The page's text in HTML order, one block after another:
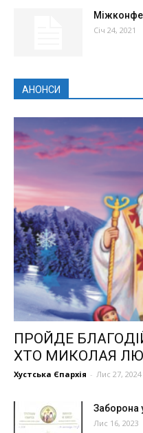
Січ 24, 2021
АНОНСИ
ПРОЙДЕ
ХТО МИКОЛАЯ
Хустська Єпархія - Лис 27, 2024
Заборона
Лис 16, 2023